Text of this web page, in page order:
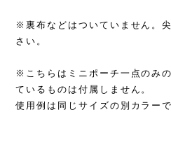
※裏布などはついていません。
さい。
※こちらはミニポーチ一点のみ
ているものは付属しません。
使用例は同じサイズの別カラーで